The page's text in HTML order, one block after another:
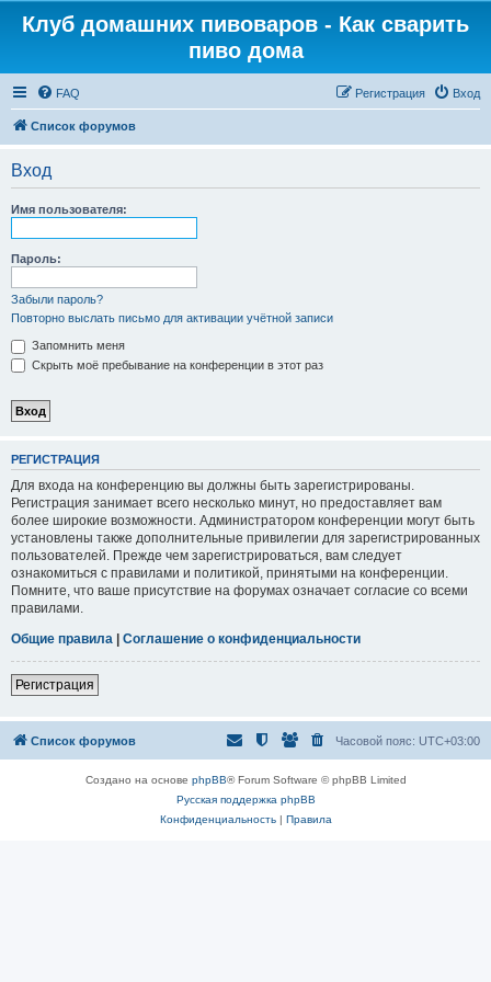
Клуб домашних пивоваров - Как cварить
пиво дома
FAQ Вход
Регистрация
Список форумов
Вход
Имя пользователя:
Пароль:
Забыли пароль?
Повторно выслать письмо для активации учётной записи
Запомнить меня
Скрыть моё пребывание на конференции в этот раз
РЕГИСТРАЦИЯ
Для входа на конференцию вы должны быть зарегистрированы.
Регистрация занимает всего несколько минут, но предоставляет вам
более широкие возможности. Администратором конференции могут быть
установлены также дополнительные привилегии для зарегистрированных
пользователей. Прежде чем зарегистрироваться, вам следует
ознакомиться с правилами и политикой, принятыми на конференции.
Помните, что ваше присутствие на форумах означает согласие со всеми
правилами.
Общие правила | Соглашение о конфиденциальности
Регистрация
Список форумов Часовой пояс: UTC+03:00
Создано на основе phpBB® Forum Software © phpBB Limited
Русская поддержка phpBB
Конфиденциальность| Правила